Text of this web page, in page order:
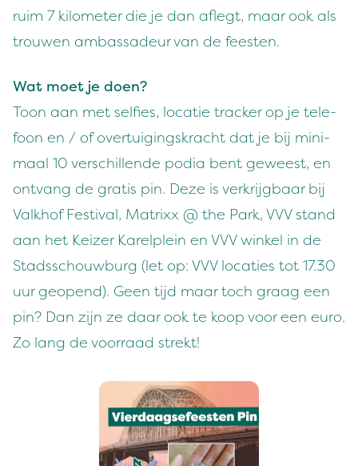
ruim 7kilo­me­ter die je dan aflegt, maar ook als
trouwen ambas­sadeur van de feesten.
Wat moet je doen?
Toon aan met self­ies, locatie track­er op je tele­
foon en / of over­tuig­ingskracht dat je bij min­i­
maal 10 ver­schil­lende podia bent geweest, en
ont­vang de gratis pin. Deze is verkri­jg­baar bij
Valkhof Fes­ti­val, Matrixx @ the Park, VVVstand
aan het Keiz­er Karelplein en VVVwinkel in de
Stadss­chouw­burg (let op: VVVlocaties tot 17.30
uur geopend). Geen tijd maar toch graag een
pin? Dan zijn ze daar ook te koop voor een euro.
Zo lang de voor­raad strekt!